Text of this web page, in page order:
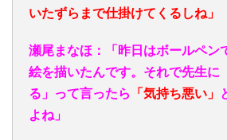
いたずらまで仕掛けてくるしね」
瀬尾まなほ：「昨日はボールペン
絵を描いたんです。それで先生に
る」って言ったら
「気持ち悪い」
よね」